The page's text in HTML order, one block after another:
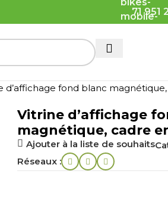
71 951
d’affichage fond blanc
Vitrine d’affichage
magnétique, cadre
Ajouter à la liste de souhaits
Réseaux :